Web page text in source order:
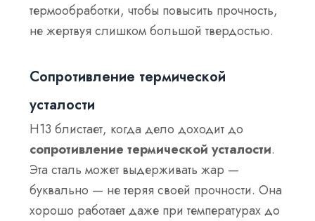
термообработки, чтобы повысить прочность,
не жертвуя слишком большой твердостью.
Сопротивление термической
усталости
H13 блистает, когда дело доходит до
сопротивление термической усталости.
Эта сталь может выдерживать жар —
буквально — не теряя своей прочности. Она
хорошо работает даже при температурах до